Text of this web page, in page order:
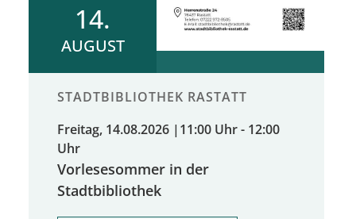
14.
AUGUST
STADTBIBLIOTHEK RASTATT
Freitag, 14.08.2026 | 11:00 Uhr - 12:00
Uhr
Vorlesesommer in der
Stadtbibliothek